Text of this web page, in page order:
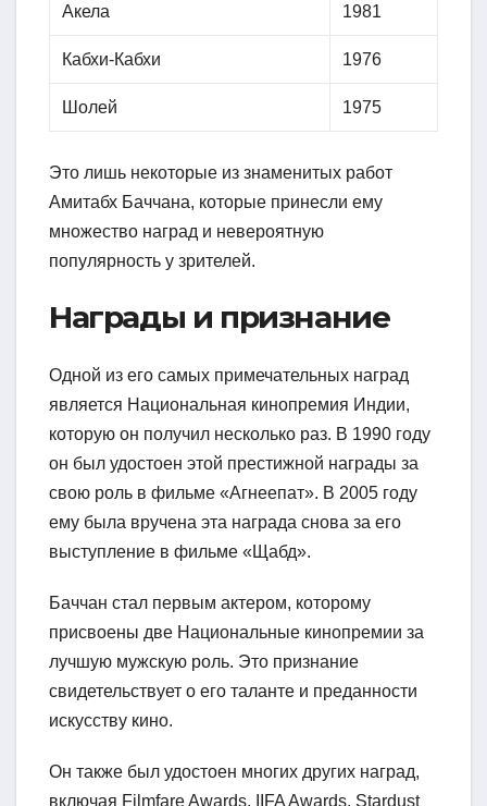
Акела 1981
Кабхи-Кабхи 1976
Шолей 1975
Это лишь некоторые из знаменитых работ
Амитабх Баччана, которые принесли ему
множество наград и невероятную
популярность у зрителей.
Награды и признание
Одной из его самых примечательных наград
является Национальная кинопремия Индии,
которую он получил несколько раз. В 1990 году
он был удостоен этой престижной награды за
свою роль в фильме «Агнеепат». В 2005 году
ему была вручена эта награда снова за его
выступление в фильме «Щабд».
Баччан стал первым актером, которому
присвоены две Национальные кинопремии за
лучшую мужскую роль. Это признание
свидетельствует о его таланте и преданности
искусству кино.
Он также был удостоен многих других наград,
включая Filmfare Awards, IIFA Awards, Stardust